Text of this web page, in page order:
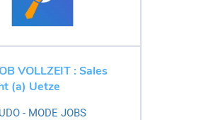
VOLLZEIT : Sales
(a) Uetze
- MODE JOBS